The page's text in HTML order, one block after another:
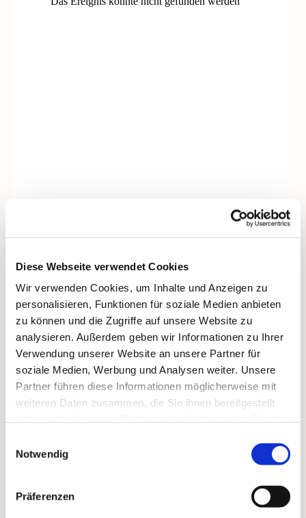
Diese Webseite verwendet Cookies
Wir verwenden Cookies, um Inhalte und Anzeigen zu
personalisieren, Funktionen für soziale Medien anbieten
zu können und die Zugriffe auf unsere Website zu
analysieren. Außerdem geben wir Informationen zu Ihrer
Verwendung unserer Website an unsere Partner für
soziale Medien, Werbung und Analysen weiter. Unsere
Partner führen diese Informationen möglicherweise mit
weiteren Daten zusammen, die Sie ihnen bereitgestellt
Notwendig
Präferenzen
Dies könnte Sie auch
interessieren